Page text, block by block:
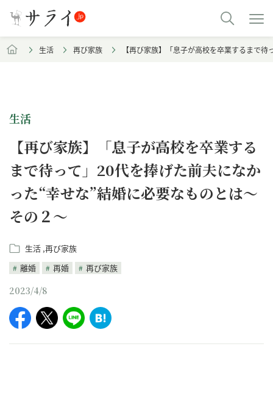
生活 再び家族 【再び家族】「息子が高校を卒業するまで
生活
【再び家族】「息子が高校を卒業する
まで待って」20代を捧げた前夫になか
った“幸せな”結婚に必要なものとは～
その２～
生活 再び家族
離婚
再婚 再び家族
2023/4/8